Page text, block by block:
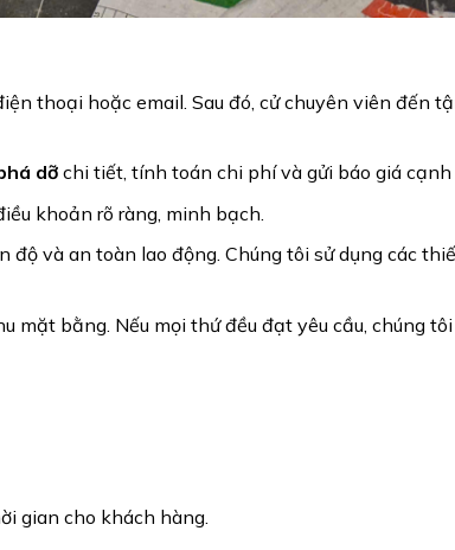
thoại hoặc email. Sau đó, cử chuyên viên đến
dỡchi tiết, tính toán chi phí và gửi báo giá
khoản rõ ràng, minh bạch.
độ và an toàn lao động. Chúng tôi sử dụng các
mặt bằng. Nếu mọi thứ đều đạt yêu cầu, chúng
gian cho khách hàng.